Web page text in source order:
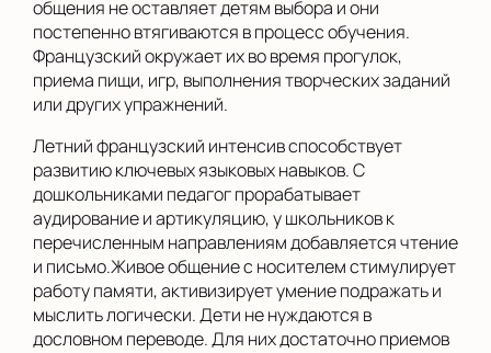
общения не оставляет детям выбора и они
постепенно втягиваются в процесс обучения.
Французский окружает их во время прогулок,
приема пищи, игр, выполнения творческих заданий
или других упражнений.
Летний французский интенсив способствует
развитию ключевых языковых навыков. С
дошкольниками педагог прорабатывает
аудирование и артикуляцию, у школьников к
перечисленным направлениям добавляется чтение
и письмо.Живое общение с носителем стимулирует
работу памяти, активизирует умение подражать и
мыслить логически. Дети не нуждаются в
дословном переводе. Для них достаточно приемов